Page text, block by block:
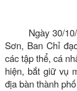
Ngày 30/
Sơn, Ban Chỉ
các tập thể, cá
hiện, bắt giữ vụ
địa bàn thành